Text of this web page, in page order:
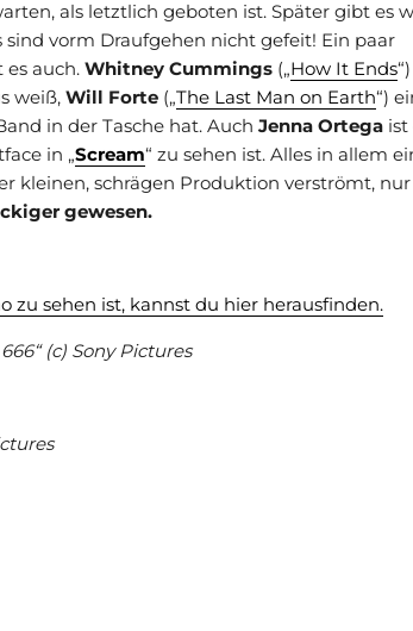
als letztlich geboten ist. Später gibt es
vorm Draufgehen nicht gefeit! Ein paar
es auch. Whitney Cummings („How It Ends
weiß, Will Forte („The Last Man on Earth“)
in der Tasche hat. Auch Jenna Ortega ist
in „Scream“ zu sehen ist. Alles in allem
kleinen, schrägen Produktion verströmt,
gewesen.
zu sehen ist, kannst du hier herausfinden.
(c) Sony Pictures